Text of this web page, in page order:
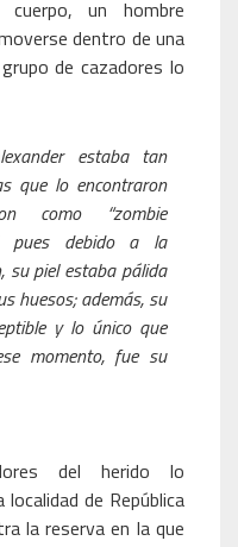
un hombre
dentro de una
de cazadores lo
estaba tan
que lo encontraron
como “zombie
pues debido a la
su piel estaba pálida
huesos; además, su
y lo único que
momento, fue su
del herido lo
de República
la reserva en la que